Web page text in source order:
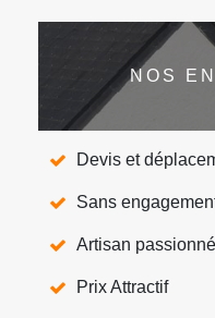
NOS
Devis et
Sans
Artisan passionné
Prix Attractif